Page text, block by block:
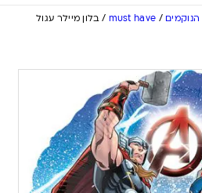
הנוקמים /
must have
/בלון מיילר עגול